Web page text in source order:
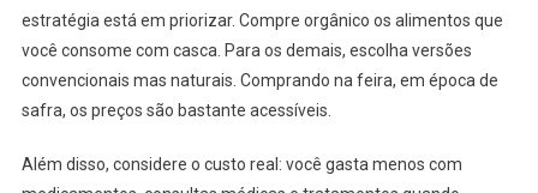
estratégia está em priorizar. Compre orgânico os alimentos que
você consome com casca. Para os demais, escolha versões
convencionais mas naturais. Comprando na feira, em época de
safra, os preços são bastante acessíveis.
Além disso, considere o custo real: você gasta menos com